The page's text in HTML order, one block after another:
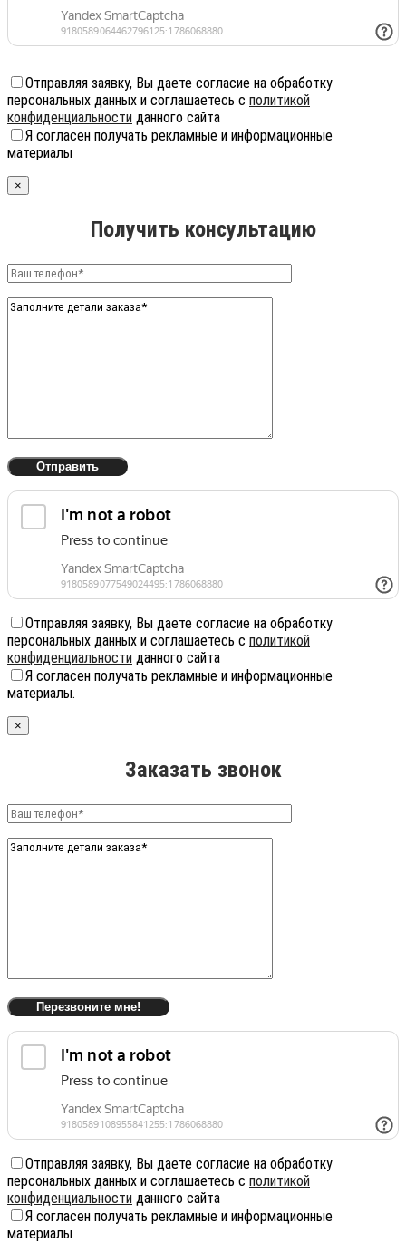
Отправляя заявку, Вы даете согласие на обработку
персональных данных и соглашаетесь с политикой
конфиденциальности данного сайта
Я согласен получать рекламные и информационные
материалы
×
Получить консультацию
Отправляя заявку, Вы даете согласие на обработку
персональных данных и соглашаетесь с политикой
конфиденциальности данного сайта
Я согласен получать рекламные и информационные
материалы.
×
Заказать звонок
Отправляя заявку, Вы даете согласие на обработку
персональных данных и соглашаетесь с политикой
конфиденциальности данного сайта
Я согласен получать рекламные и информационные
материалы